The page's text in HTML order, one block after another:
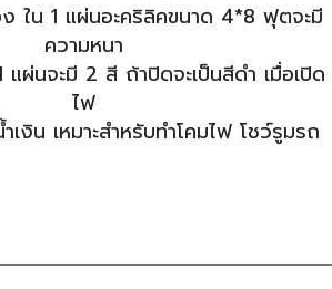
ใน 1 แผ่นอะคริลิคขนาด 4*8 ฟุตจะมี
ความหนา
ผ่นจะมี 2 สี ถ้าปิดจะเป็นสีดำ เมื่อเปิด
ไฟ
เงิน เหมาะสำหรับทำโคมไฟ โชว์รูมรถ